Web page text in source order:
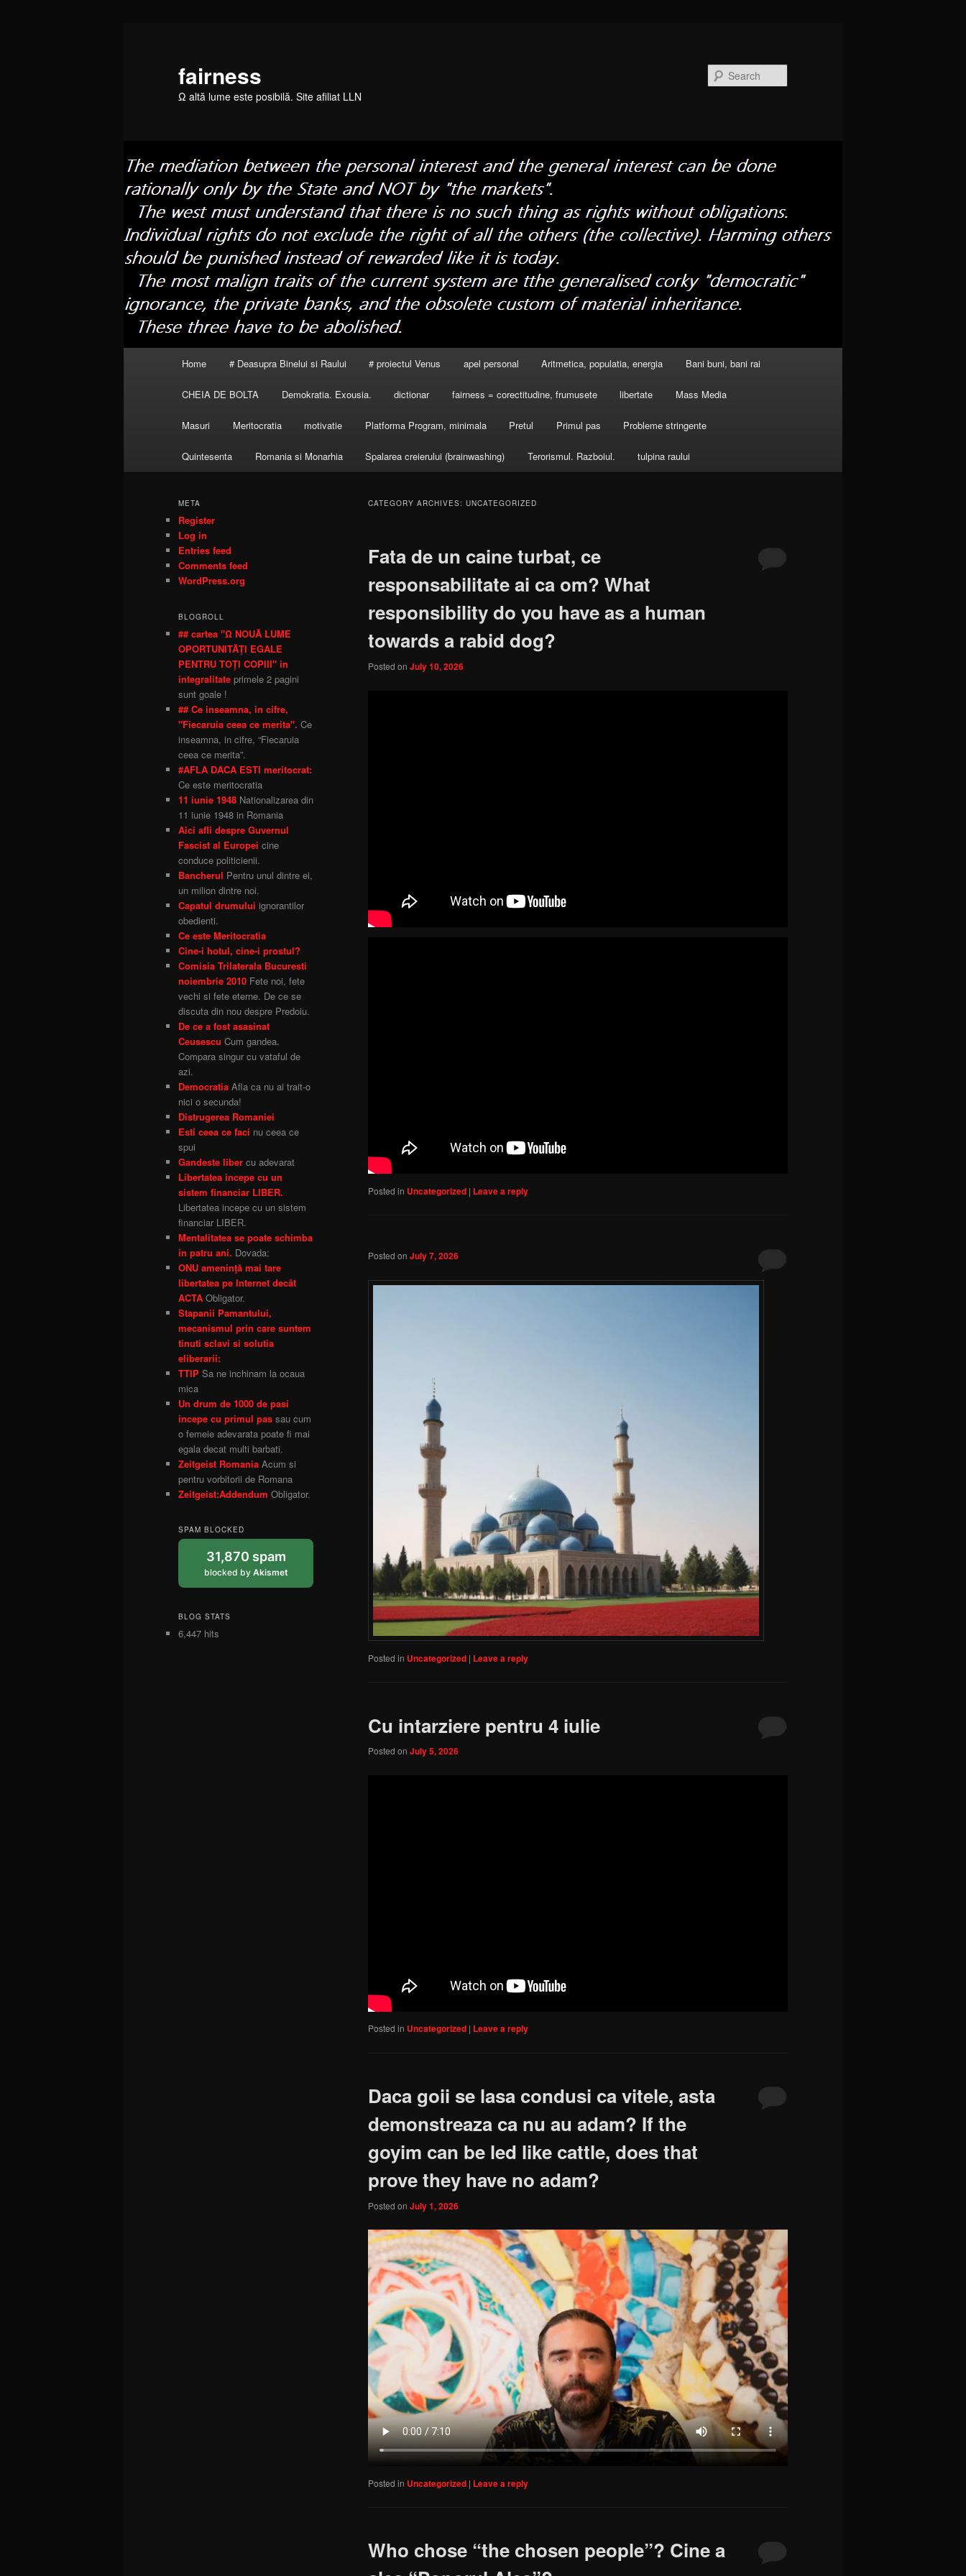
fairness
Ω altă lume este posibilă. Site afiliat LLN
Home # Deasupra Binelui si Raului # proiectul Venus apel personal Aritmetica, populatia, energia Bani buni, bani rai
CHEIA DE BOLTA Demokratia. Exousia. dictionar fairness = corectitudine, frumusete libertate Mass Media
Masuri Meritocratia motivatie Platforma Program, minimala Pretul Primul pas Probleme stringente
Quintesenta Romania si Monarhia Spalarea creierului (brainwashing) Terorismul. Razboiul. tulpina raului
CATEGORY ARCHIVES: UNCATEGORIZED
Fata de un caine turbat, ce
responsabilitate ai ca om? What
responsibility do you have as a human
towards a rabid dog?
Posted on July 10, 2026
Posted in Uncategorized | Leave a reply
Posted on July 7, 2026
Posted in Uncategorized | Leave a reply
Cu intarziere pentru 4 iulie
Posted on July 5, 2026
Posted in Uncategorized | Leave a reply
Daca goii se lasa condusi ca vitele, asta
demonstreaza ca nu au adam? If the
goyim can be led like cattle, does that
prove they have no adam?
Posted on July 1, 2026
Posted in Uncategorized | Leave a reply
Who chose “the chosen people”? Cine a
META
Register
Log in
Entries feed
Comments feed
WordPress.org
BLOGROLL
## cartea "Ω NOUĂ LUME
OPORTUNITĂȚI EGALE
PENTRU TOȚI COPIII" in
integralitate primele 2 pagini
sunt goale !
## Ce inseamna, in cifre,
"Fiecaruia ceea ce merita". Ce
inseamna, in cifre, “Fiecaruia
ceea ce merita”.
#AFLA DACA ESTI meritocrat:
Ce este meritocratia
11 iunie 1948 Nationalizarea din
11 iunie 1948 in Romania
Aici afli despre Guvernul
Fascist al Europei cine
conduce politicienii.
Bancherul Pentru unul dintre ei,
un milion dintre noi.
Capatul drumului ignorantilor
obedienti.
Ce este Meritocratia
Cine-i hotul, cine-i prostul?
Comisia Trilaterala Bucuresti
noiembrie 2010 Fete noi, fete
vechi si fete eterne. De ce se
discuta din nou despre Predoiu.
De ce a fost asasinat
Ceusescu Cum gandea.
Compara singur cu vataful de
azi.
Democratia Afla ca nu ai trait-o
nici o secunda!
Distrugerea Romaniei
Esti ceea ce faci nu ceea ce
spui
Gandeste liber cu adevarat
Libertatea incepe cu un
sistem financiar LIBER.
Libertatea incepe cu un sistem
financiar LIBER.
Mentalitatea se poate schimba
in patru ani. Dovada:
ONU ameninţă mai tare
libertatea pe Internet decât
ACTA Obligator.
Stapanii Pamantului,
mecanismul prin care suntem
tinuti sclavi si solutia
eliberarii:
TTIP Sa ne inchinam la ocaua
mica
Un drum de 1000 de pasi
incepe cu primul pas sau cum
o femeie adevarata poate fi mai
egala decat multi barbati.
Zeitgeist Romania Acum si
pentru vorbitorii de Romana
Zeitgeist:Addendum Obligator.
SPAM BLOCKED
31,870 spam
blocked by Akismet
BLOG STATS
6,447 hits